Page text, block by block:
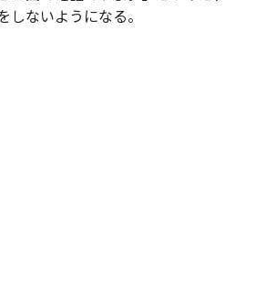
しないようになる。